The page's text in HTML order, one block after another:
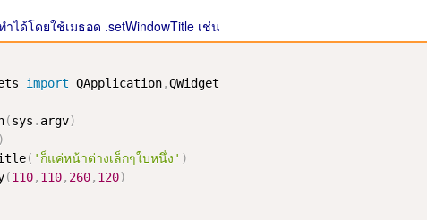
ได้โดยใช้เมธอด .setWindowTitle เช่น
import QApplication,QWidget
(sys . argv)
)
( 'ก็แค่หน้าต่างเล็กๆใบหนึ่ง' )
(110, 110, 260, 120)